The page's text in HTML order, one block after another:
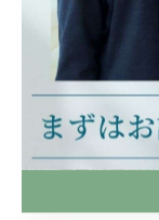
30代の婚活で成
が欠かせません
密着型の相談所
ど、多様な方法
特に埼玉県蕨市
が近い分、結婚